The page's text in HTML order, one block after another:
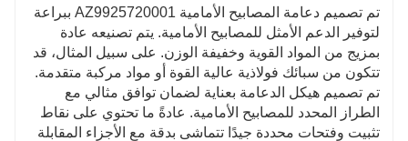
تم تصميم دعامة المصابيح الأمامية AZ9925720001 ببراعة
لتوفير الدعم الأمثل للمصابيح الأمامية. يتم تصنيعه عادة
بمزيج من المواد القوية وخفيفة الوزن. على سبيل المثال، قد
تتكون من سبائك فولاذية عالية القوة أو مواد مركبة متقدمة.
تم تصميم هيكل الدعامة بعناية لضمان توافق مثالي مع
الطراز المحدد للمصابيح الأمامية. عادةً ما تحتوي على نقاط
تثبيت وفتحات محددة جيدًا تتماشى بدقة مع الأجزاء المقابلة